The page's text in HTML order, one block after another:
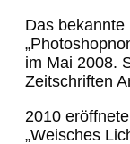
Das bekannte
im Mai 2008.
Zeitschriften
2010
„Weisches